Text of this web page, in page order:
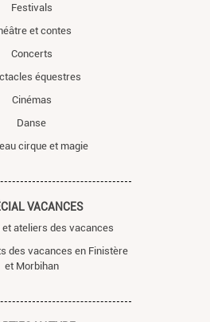
Festivals
et contes
Concerts
équestres
Cinémas
Danse
cirque et magie
VACANCES
et ateliers des vacances
des vacances en Finistère
et Morbihan